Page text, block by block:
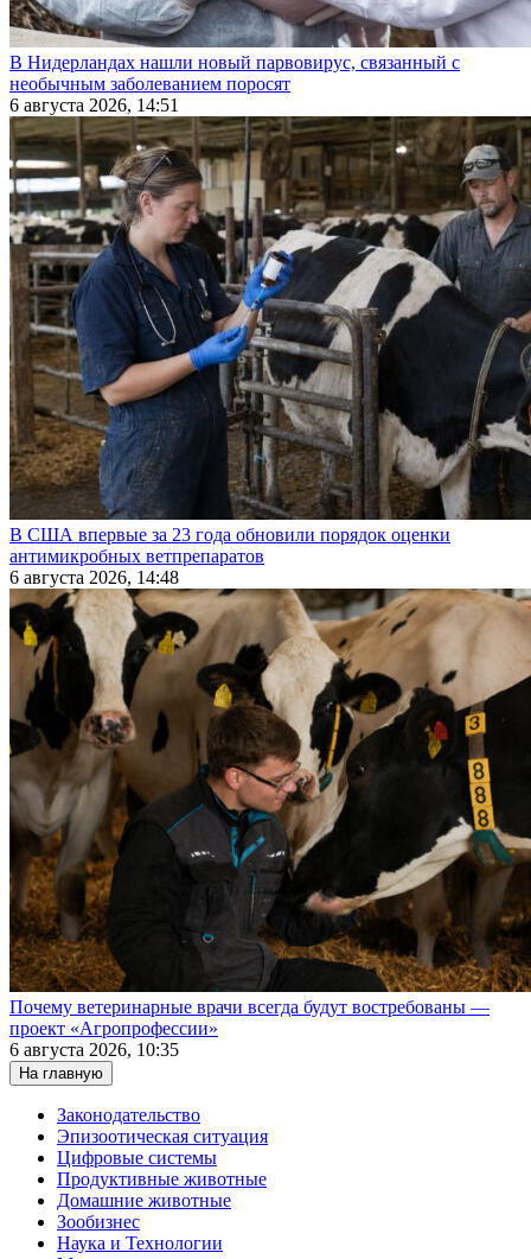
В Нидерландах нашли новый парвовирус, связанный с
необычным заболеванием поросят
6 августа 2026, 14:51
В США впервые за 23 года обновили порядок оценки
антимикробных ветпрепаратов
6 августа 2026, 14:48
Почему ветеринарные врачи всегда будут востребованы —
проект «Агропрофессии»
6 августа 2026, 10:35
На главную
Законодательство
Эпизоотическая ситуация
Цифровые системы
Продуктивные животные
Домашние животные
Зообизнес
Наука и Технологии